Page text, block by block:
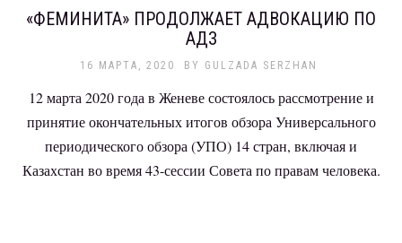
«ФЕМИНИТА» ПРОДОЛЖАЕТ АДВОКАЦИЮ ПО
АДЗ
16 МАРТА, 2020 BY GULZADA SERZHAN
12 марта 2020 года в Женеве состоялось рассмотрение и
принятие окончательных итогов обзора Универсального
периодического обзора (УПО) 14 стран, включая и
Казахстан во время 43-сессии Совета по правам человека.